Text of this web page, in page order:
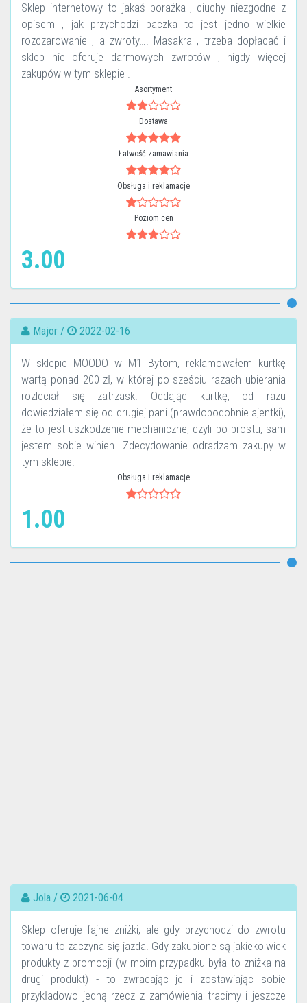
Sklep internetowy to jakaś porażka , ciuchy niezgodne z
opisem , jak przychodzi paczka to jest jedno wielkie
rozczarowanie , a zwroty…. Masakra , trzeba dopłacać i
sklep nie oferuje darmowych zwrotów , nigdy więcej
zakupów w tym sklepie .
Asortyment
Dostawa
Łatwość zamawiania
Obsługa i reklamacje
Poziom cen
3.00
Major / 2022-02-16
W sklepie MOODO w M1 Bytom, reklamowałem kurtkę
wartą ponad 200 zł, w której po sześciu razach ubierania
rozleciał się zatrzask. Oddając kurtkę, od razu
dowiedziałem się od drugiej pani (prawdopodobnie ajentki),
że to jest uszkodzenie mechaniczne, czyli po prostu, sam
jestem sobie winien. Zdecydowanie odradzam zakupy w
tym sklepie.
Obsługa i reklamacje
1.00
Jola / 2021-06-04
Sklep oferuje fajne zniżki, ale gdy przychodzi do zwrotu
towaru to zaczyna się jazda. Gdy zakupione są jakiekolwiek
produkty z promocji (w moim przypadku była to zniżka na
drugi produkt) - to zwracając je i zostawiając sobie
przykładowo jedną rzecz z zamówienia tracimy i jeszcze